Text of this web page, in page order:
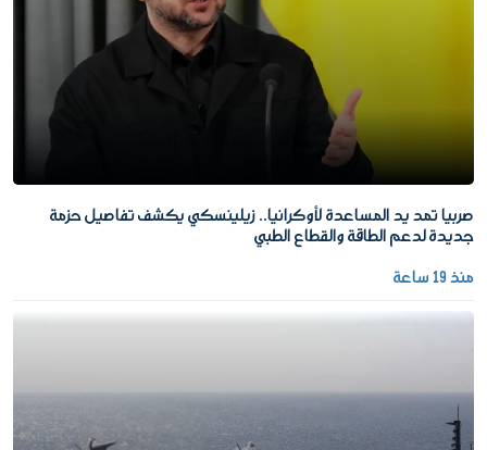
صربيا تمد يد المساعدة لأوكرانيا.. زيلينسكي يكشف تفاصيل حزمة
جديدة لدعم الطاقة والقطاع الطبي
منذ 19 ساعة